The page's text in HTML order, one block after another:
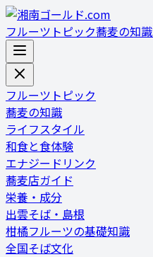
フルーツトピック蕎麦の知識
フルーツトピック
蕎麦の知識
ライフスタイル
和食と食体験
エナジードリンク
蕎麦店ガイド
栄養・成分
出雲そば・島根
柑橘フルーツの基礎知識
全国そば文化